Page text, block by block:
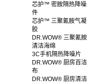
芯护™ 密胺隔热降噪
件
芯护™ 三聚氰胺气凝
胶
DR.WOW® 三聚氰胺
清洁海绵
3C手机隔热降噪片
DR.WOW® 厨房百洁
布
DR.WOW® 厨房清洁